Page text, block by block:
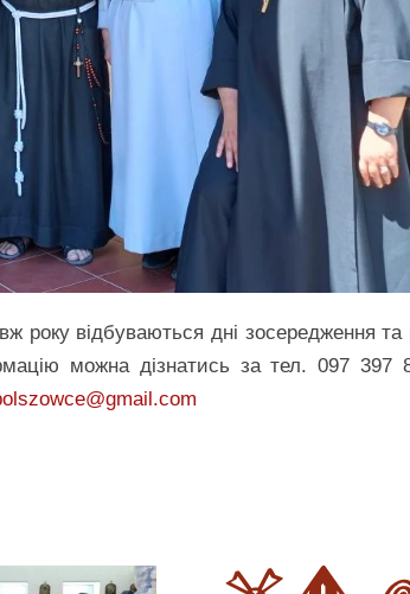
відбуваються дні зосередження та
можна дізнатись за тел. 097 397